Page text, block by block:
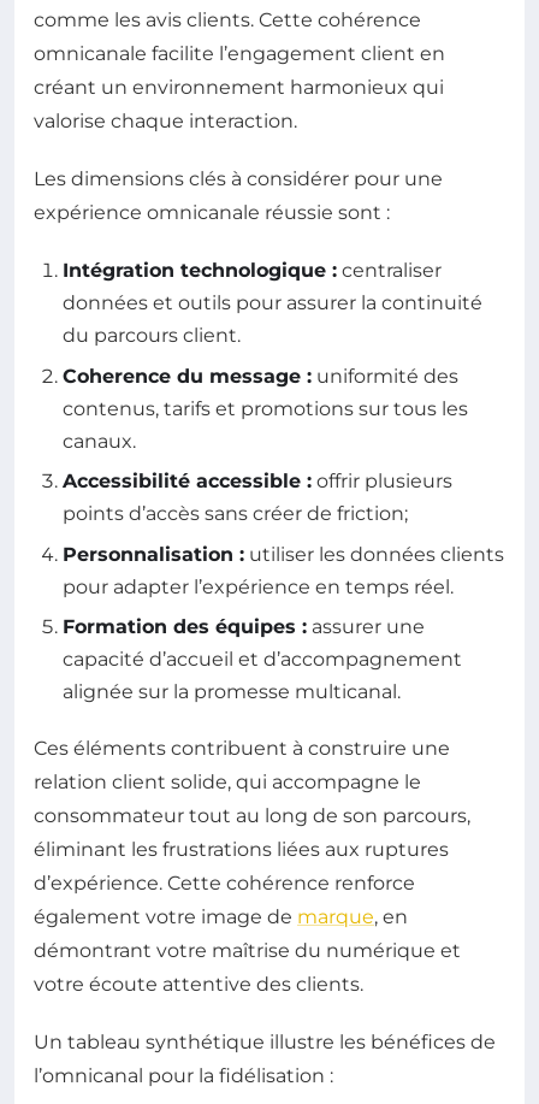
comme les avis clients. Cette cohérence
omnicanale facilite l’engagement client en
créant un environnement harmonieux qui
valorise chaque interaction.
Les dimensions clés à considérer pour une
expérience omnicanale réussie sont :
Intégration technologique : centraliser
données et outils pour assurer la continuité
du parcours client.
Coherence du message : uniformité des
contenus, tarifs et promotions sur tous les
canaux.
Accessibilité accessible : offrir plusieurs
points d’accès sans créer de friction;
Personnalisation : utiliser les données clients
pour adapter l’expérience en temps réel.
Formation des équipes : assurer une
capacité d’accueil et d’accompagnement
alignée sur la promesse multicanal.
Ces éléments contribuent à construire une
relation client solide, qui accompagne le
consommateur tout au long de son parcours,
éliminant les frustrations liées aux ruptures
d’expérience. Cette cohérence renforce
également votre image de marque, en
démontrant votre maîtrise du numérique et
votre écoute attentive des clients.
Un tableau synthétique illustre les bénéfices de
l’omnicanal pour la fidélisation :